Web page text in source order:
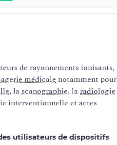
de rayonnements ionisants,
médicale notamment pour
, lascanographie, laradiologie
interventionnelle et actes
utilisateurs de dispositifs